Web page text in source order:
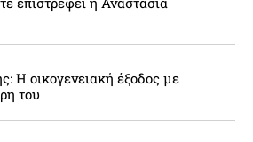
Η οικογενειακή έξοδος με
του